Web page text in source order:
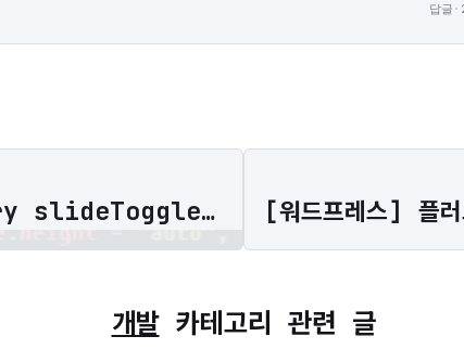
·
답글
바닐라에서 jQuery slideToggle 구현하기
개발카테고리 관련 글